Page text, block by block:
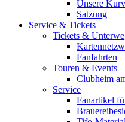
Unsere
Satzung
Service & Tickets
Tickets &
Fanfahrten
Touren & Events
Clubheim
Service
Fanartikel